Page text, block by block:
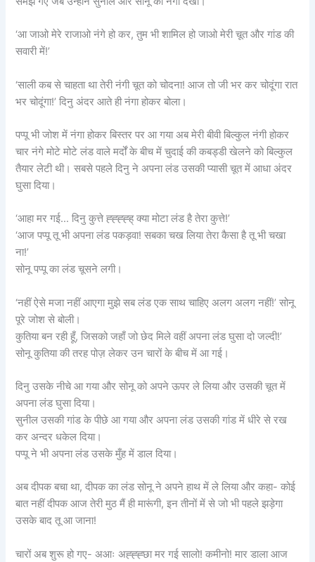
‘आ जाओ मेरे राजाओ नंगे हो कर, तुम भी शामिल हो जाओ मेरी चूत और गांड की
सवारी में!’
‘साली कब से चाहता था तेरी नंगी चूत को चोदना! आज तो जी भर कर चोदूंगा रात
भर चोदूंगा!’ दिनु अंदर आते ही नंगा होकर बोला।
पप्पू भी जोश में नंगा होकर बिस्तर पर आ गया अब मेरी बीवी बिल्कुल नंगी होकर
चार नंगे मोटे मोटे लंड वाले मर्दों के बीच में चुदाई की कबड्डी खेलने को बिल्कुल
तैयार लेटी थी। सबसे पहले दिनु ने अपना लंड उसकी प्यासी चूत में आधा अंदर
घुसा दिया।
‘आहा मर गई… दिनु कुत्ते ह्ह्ह्ह्ह् क्या मोटा लंड है तेरा कुत्ते!’
‘आज पप्पू तू भी अपना लंड पकड़वा! सबका चख लिया तेरा कैसा है तू भी चखा
ना!’
सोनू पप्पू का लंड चूसने लगी।
‘नहीं ऐसे मजा नहीं आएगा मुझे सब लंड एक साथ चाहिए अलग अलग नहीं!’ सोनू
पूरे जोश से बोली।
कुतिया बन रही हूँ, जिसको जहाँ जो छेद मिले वहीं अपना लंड घुसा दो जल्दी!’
सोनू कुतिया की तरह पोज़ लेकर उन चारों के बीच में आ गई।
दिनु उसके नीचे आ गया और सोनू को अपने ऊपर ले लिया और उसकी चूत में
अपना लंड घुसा दिया।
सुनील उसकी गांड के पीछे आ गया और अपना लंड उसकी गांड में धीरे से रख
कर अन्दर धकेल दिया।
पप्पू ने भी अपना लंड उसके मुँह में डाल दिया।
अब दीपक बचा था, दीपक का लंड सोनू ने अपने हाथ में ले लिया और कहा- कोई
बात नहीं दीपक आज तेरी मुठ मैं ही मारूंगी, इन तीनों में से जो भी पहले झड़ेगा
उसके बाद तू आ जाना!
चारों अब शुरू हो गए- अआः अह्ह्ह्छा मर गई सालो! कमीनो! मार डाला आज